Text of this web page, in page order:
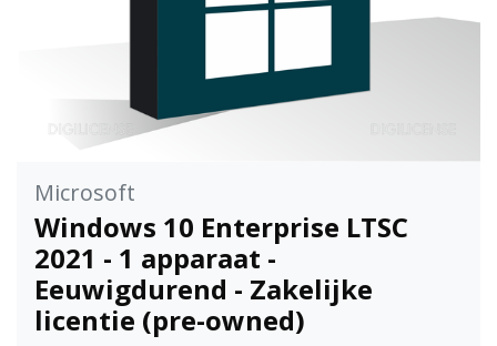
Microsoft
Windows 10 Enterprise LTSC
2021 - 1 apparaat -
Eeuwigdurend - Zakelijke
licentie (pre-owned)